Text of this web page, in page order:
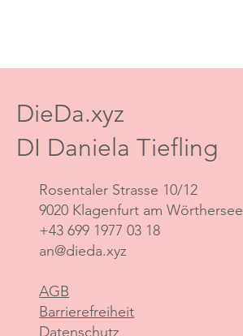
DieDa.xyz
DI Daniela Tiefling
Rosentaler Strasse 10/12
9020 Klagenfurt am Wörthersee
+43 699 1977 03 18
an@dieda.xyz
AGB
Barrierefreiheit
Datenschutz